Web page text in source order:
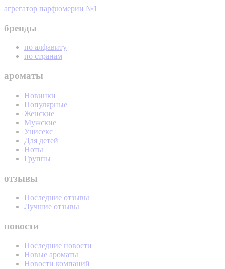
агрегатор парфюмерии №1
бренды
по алфавиту
по странам
ароматы
Новинки
Популярные
Женские
Мужские
Унисекс
Для детей
Ноты
Группы
отзывы
Последние отзывы
Лучшие отзывы
новости
Последние новости
Новые ароматы
Новости компаний